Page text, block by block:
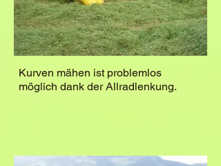
Kurven mähen ist problemlos
möglich dank der Allradlenkung.